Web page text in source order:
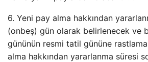
6. Yeni pay alma hakkından
(onbeş) gün olarak belirlenecek ve
gününün resmi tatil gününe
alma hakkından yararlanma süresi